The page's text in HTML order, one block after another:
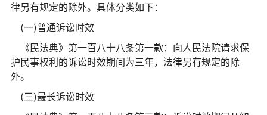
律另有规定的除外。具体分类如下：
(一)普通诉讼时效
《民法典》第一百八十八条第一款：向人民法院请求保
护民事权利的诉讼时效期间为三年，法律另有规定的除
外。
(三)最长诉讼时效